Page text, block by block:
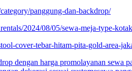
panggung-dan-backdrop/
2024/08/05/sewa-meja-type-
cover-tebar-hitam-pita-gold-area-
dengan harga promolayanan sewa